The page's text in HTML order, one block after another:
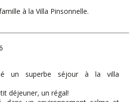
à la Villa Pinsonnelle.
un superbe séjour à la villa
déjeuner, un régal!